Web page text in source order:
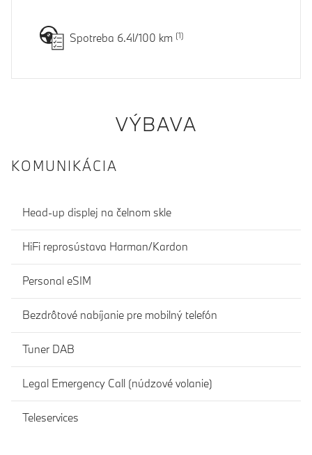
Spotreba 6.4l/100 km
VÝBAVA
KOMUNIKÁCIA
Head-up displej na čelnom skle
HiFi reprosústava Harman/Kardon
Personal eSIM
Bezdrôtové nabíjanie pre mobilný telefón
Tuner DAB
Legal Emergency Call (núdzové volanie)
Teleservices